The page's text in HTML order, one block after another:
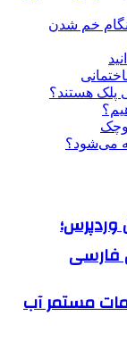
خم شدن
پلک هستند؟
می‌شود؟
وردپرس؛
فارسی
مستمر آب